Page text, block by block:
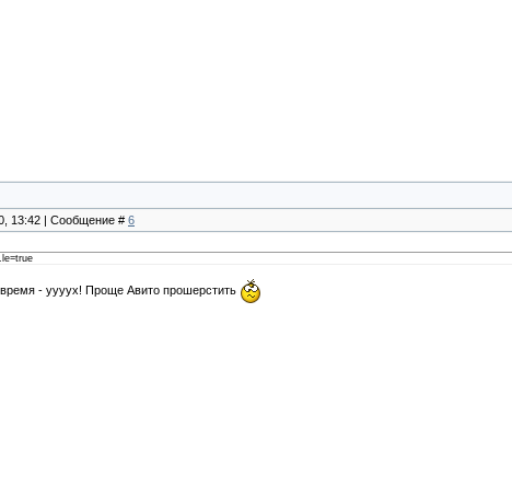
13:42 | Сообщение # 6
- уууух! Проще Авито прошерстить